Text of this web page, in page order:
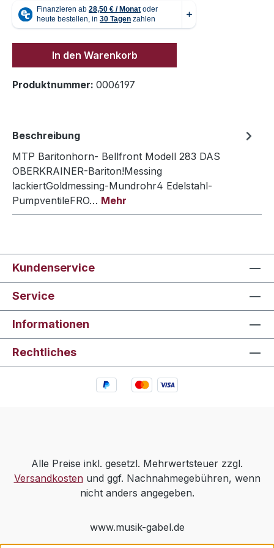
In den Warenkorb
Produktnummer: 0006197
Beschreibung
MTP Baritonhorn- Bellfront Modell 283 DAS
OBERKRAINER-Bariton!Messing
lackiertGoldmessing-Mundrohr4 Edelstahl-
PumpventileFRO… Mehr
Kundenservice
Service
Informationen
Rechtliches
Alle Preise inkl. gesetzl. Mehrwertsteuer zzgl.
Versandkostenund ggf. Nachnahmegebühren, wenn
nicht anders angegeben.
www.musik-gabel.de